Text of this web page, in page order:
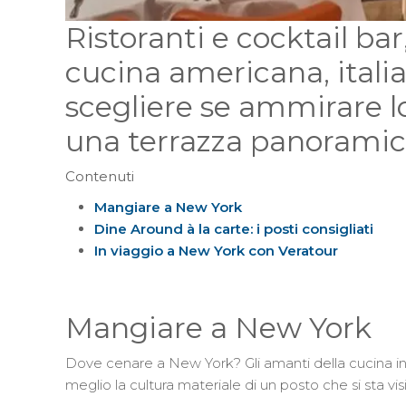
Ristoranti e cocktail
cucina americana,
scegliere se ammirare
una terrazza
Contenuti
Mangiare a New York
Dine Around à la carte: i posti consigliati
In viaggio a New York con Veratour
Mangiare a New York
Dove cenare a New York? Gli amanti della cucina
meglio la cultura materiale di un posto che si sta